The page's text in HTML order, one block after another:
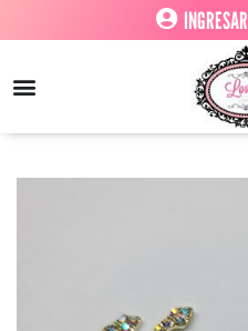
INGRESAR